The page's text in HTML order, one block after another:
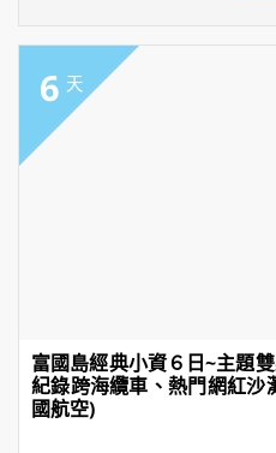
6 天
富國島經典小資６日~主題
紀錄跨海纜車、熱門網紅沙
國航空)